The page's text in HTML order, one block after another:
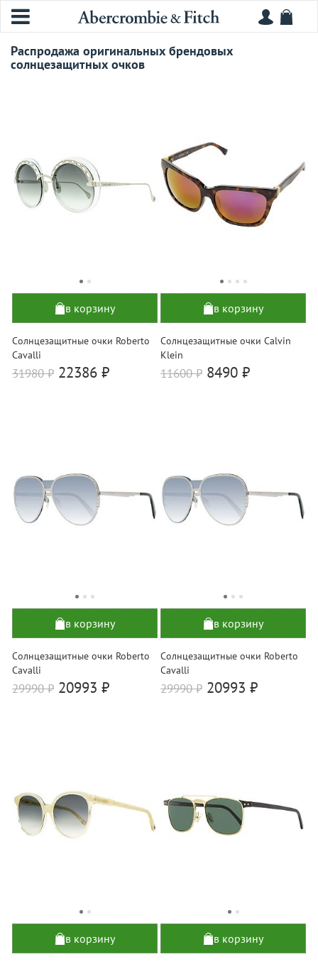
Распродажа оригинальных брендовых
солнцезащитных очков
в корзину
Солнцезащитные очки Roberto
Cavalli
31980₽ 22386 ₽
в корзину
Солнцезащитные очки Calvin
Klein
11600₽ 8490 ₽
в корзину
Солнцезащитные очки Roberto
Cavalli
29990₽ 20993 ₽
в корзину
Солнцезащитные очки Roberto
Cavalli
29990₽ 20993 ₽
в корзину в корзину